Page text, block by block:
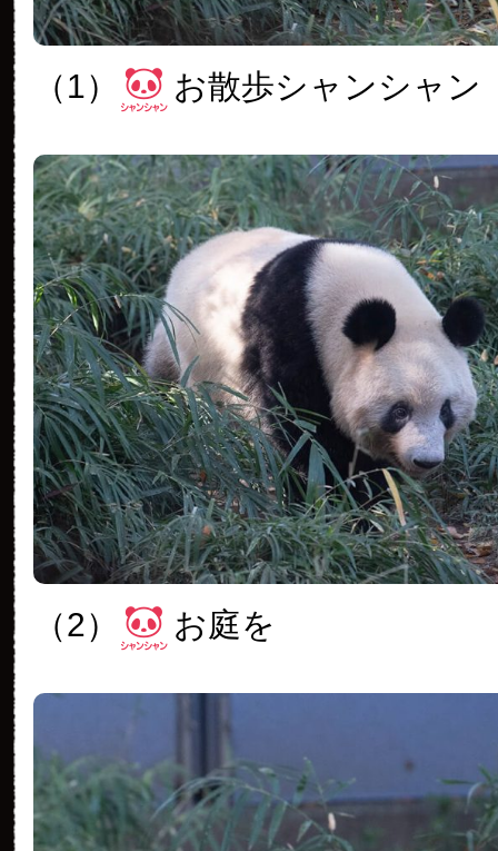
（1） お散歩シャンシャン
（2） お庭を